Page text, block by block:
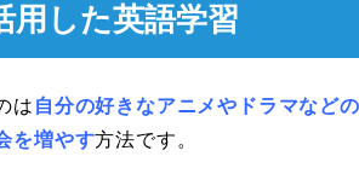
用した英語学習
は 自分の好きなアニメやドラマなど
を増やす方法です。